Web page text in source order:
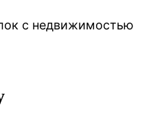
с недвижимостью